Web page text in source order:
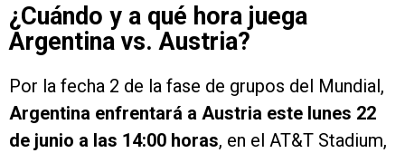
¿Cuándo y a qué hora juega
Argentina vs. Austria?
Por la fecha 2 de la fase de grupos del Mundial,
Argentina enfrentará a Austria este lunes 22
de junio a las 14:00 horas, en el AT&T Stadium,